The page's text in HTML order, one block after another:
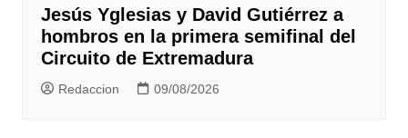
Jesús Yglesias y David Gutiérrez a
hombros en la primera semifinal del
Circuito de Extremadura
Redaccion 09/08/2026